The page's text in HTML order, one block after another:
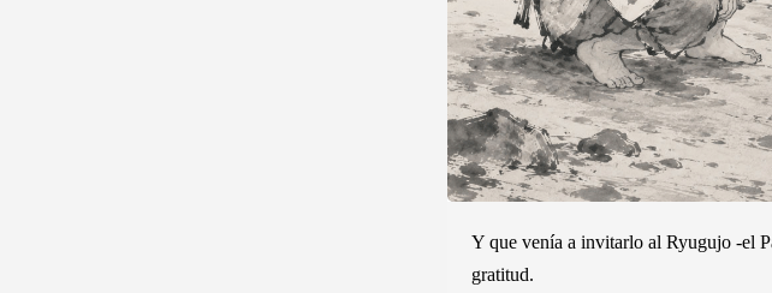
Y que venía a invitarlo al Ryugujo -el
gratitud.